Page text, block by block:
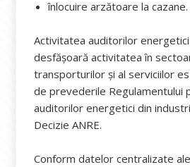
înlocuire arzătoare la cazane.
Activitatea auditorilor energetici
desfășoară activitatea în
transporturilor şi al serviciilor
de prevederile Regulamentului
auditorilor energetici din
Decizie ANRE.
Conform datelor centralizate